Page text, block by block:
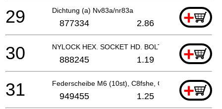
Dichtung (a) Nv83a/nr83a +
29 877334 2.86
NYLOCK HEX. SOCKET HD. BOLT M6X18+
30 888245 1.19
Federscheibe M6 (10st), C8fshe, C8fse, Cg18dal, C
+
31 949455 1.25